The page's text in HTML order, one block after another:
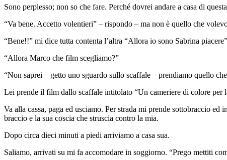
Sono perplesso; non so che fare. Perché dovrei andare a casa di
“Va bene. Accetto volentieri” – rispondo – ma non è quello che
“Bene!!” mi dice tutta contenta l’altra “Allora io sono Sabrina
“Allora Marco che film scegliamo?”
“Non saprei – getto uno sguardo sullo scaffale – prendiamo quello
Lei prende il film dallo scaffale intitolato “Un cameriere di colore per
Va alla cassa, paga ed usciamo. Per strada mi prende sottobraccio
braccio e la sua coscia che struscia contro la mia.
Dopo circa dieci minuti a piedi arriviamo a casa sua.
Saliamo, arrivati su mi fa accomodare in soggiorno. “Prego mettiti